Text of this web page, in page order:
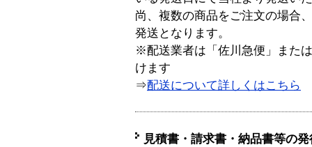
尚、複数の商品をご注文の場合
発送となります。
※配送業者は「佐川急便」また
けます
⇒配送について詳しくはこちら
見積書・請求書・納品書等の